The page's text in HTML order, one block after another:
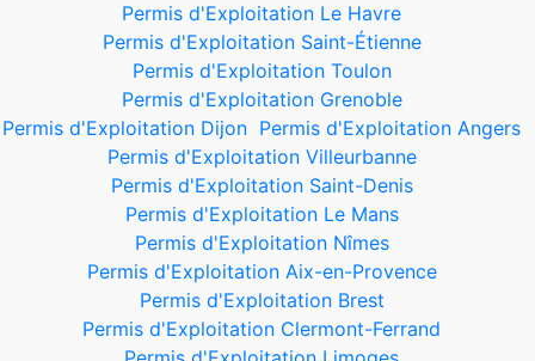
Permis d'Exploitation Le Havre
Permis d'Exploitation Saint-Étienne
Permis d'Exploitation Toulon
Permis d'Exploitation Grenoble
Permis d'Exploitation Dijon Permis d'Exploitation Angers
Permis d'Exploitation Villeurbanne
Permis d'Exploitation Saint-Denis
Permis d'Exploitation Le Mans
Permis d'Exploitation Nîmes
Permis d'Exploitation Aix-en-Provence
Permis d'Exploitation Brest
Permis d'Exploitation Clermont-Ferrand